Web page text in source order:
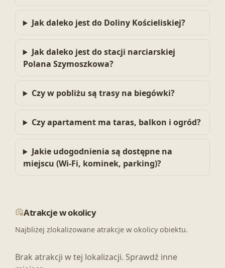
Jak daleko jest do Doliny Kościeliskiej?
Jak daleko jest do stacji narciarskiej
Polana Szymoszkowa?
Czy w pobliżu są trasy na biegówki?
Czy apartament ma taras, balkon i ogród?
Jakie udogodnienia są dostępne na
miejscu (Wi‑Fi, kominek, parking)?
Atrakcje w okolicy
Najbliżej zlokalizowane atrakcje w okolicy obiektu.
Brak atrakcji w tej lokalizacji. Sprawdź inne